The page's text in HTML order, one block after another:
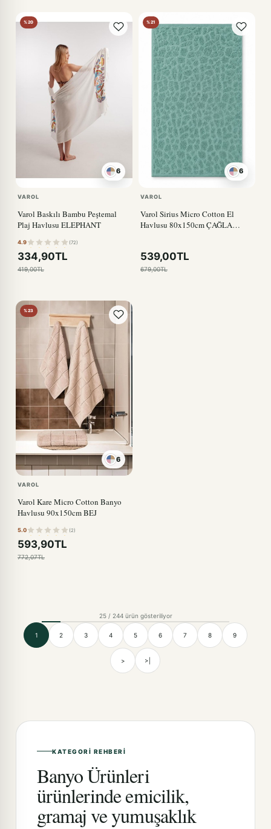
%20
6
DENİZ KABUĞU
VAROL
Varol Baskılı Bambu Peştemal
Plaj Havlusu ELEPHANT
4.9 (72)
334,90TL
419,00TL
%21
6
VAROL
Varol Sirius Micro Cotton El
Havlusu 80x150cm ÇAĞLA
539,00TL
679,00TL
%23
6
VAROL
Varol Kare Micro Cotton Banyo
Havlusu 90x150cm BEJ
5.0 (2)
593,90TL
772,07TL
25 / 244 ürün gösteriliyor
1 2 3 4 5 6 7 8 9
> >|
KATEGORI REHBERI
Banyo Ürünleri
ürünlerinde emicilik,
gramaj ve yumuşaklık